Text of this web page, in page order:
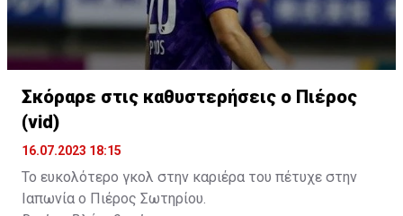
Η δημοσίευση κοινοποιήθηκε από το χρήστη David Beckham
Σκόραρε στις καθυστερήσεις ο Πιέρος
(vid)
16.07.2023 18:15
Το ευκολότερο γκολ στην καριέρα του πέτυχε στην
Ιαπωνία ο Πιέρος Σωτηρίου.